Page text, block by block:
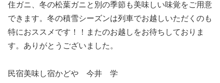
住ガニ、冬の松葉ガニと別の季節も美味しい味覚をご用意
できます。冬の積雪シーズンは列車でお越しいただくのも
特におススメです！！またのお越しをお待ちしておりま
す。ありがとうございました。
民宿美味し宿かどや 今井 学